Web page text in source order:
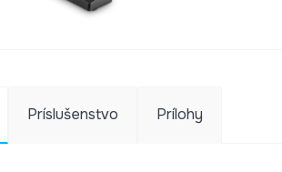
Príslušenstvo Prílohy